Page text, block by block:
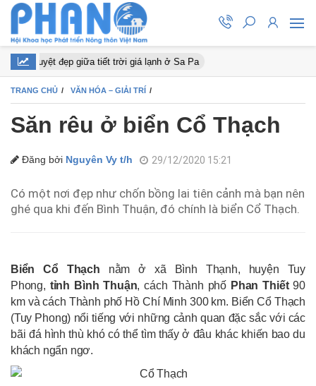
nở tuyệt đẹp giữa tiết trời giá lạnh ở Sa Pa
TRANG CHỦ VĂN HÓA – GIẢI TRÍ
Săn rêu ở biển Cổ Thạch
Đăng bởi Nguyên Vy t/h 29/12/2020 15:21
Có một nơi đẹp như chốn bồng lai tiên cảnh mà bạn nên
ghé qua khi đến Bình Thuận, đó chính là biển Cổ Thạch.
Biển Cổ Thạch nằm ở xã Bình Thạnh, huyện Tuy
Phong, tỉnh Bình Thuận, cách Thành phố Phan Thiết90
km và cách Thành phố Hồ Chí Minh 300 km. Biển Cổ Thạch
(Tuy Phong) nổi tiếng với những cảnh quan đặc sắc với các
bãi đá hình thù khó có thể tìm thấy ở đâu khác khiến bao du
khách ngẩn ngơ.